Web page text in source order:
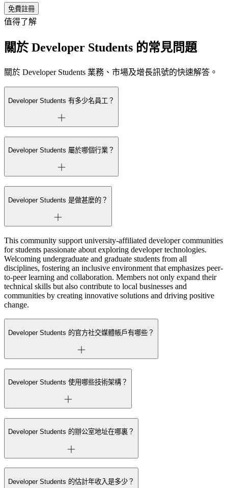
免費註冊
值得了解
關於 Developer Students 的常見問題
關於 Developer Students 業務、市場及增長訊號的快速解答。
Developer Students 有多少名員工？
Developer Students 屬於哪個行業？
Developer Students 是做甚麼的？
This community support university-affiliated developer communities
for students passionate about exploring developer technologies.
Welcoming undergraduate and graduate students from all
disciplines, fostering an inclusive environment that emphasizes peer-
to-peer learning and collaboration. Members not only expand their
technical skills but also contribute to local businesses and
communities by creating innovative solutions and driving positive
change.
Developer Students 的官方社交媒體帳戶有哪些？
Developer Students 使用哪些技術架構？
Developer Students 的辦公室地址在哪裏？
Developer Students 的估計年收入是多少？